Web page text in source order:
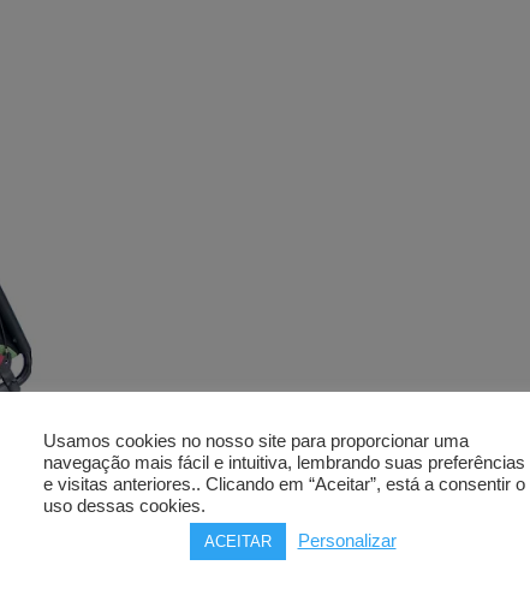
Usamos cookies no nosso site para proporcionar uma
navegação mais fácil e intuitiva, lembrando suas preferências
e visitas anteriores.. Clicando em “Aceitar”, está a consentir o
uso dessas cookies.
ACEITAR Personalizar